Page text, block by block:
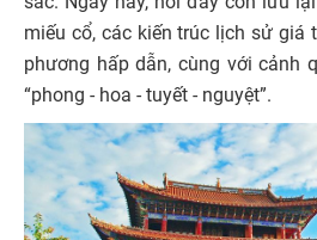
miếu cổ, các kiến trúc lịch sử giá
phương hấp dẫn, cùng với cảnh
“phong - hoa - tuyết - nguyệt”.